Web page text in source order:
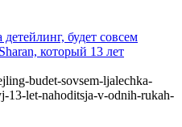
будет совсем
который 13 лет
budet-sovsem-ljalechka-
13-let-nahoditsja-v-odnih-rukah-